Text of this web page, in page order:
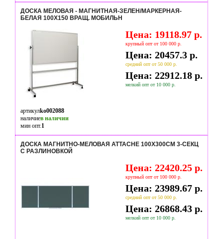
ДОСКА МЕЛОВАЯ - МАГНИТНАЯ-ЗЕЛЕН/МАРКЕРНАЯ-
БЕЛАЯ 100Х150 ВРАЩ. МОБИЛЬН
Цена: 19118.97 р.
крупный опт от 100 000 р.
Цена: 20457.3 р.
средний опт от 50 000 р.
Цена: 22912.18 р.
мелкий опт от 10 000 р.
артикулko002088
наличиев наличии
мин опт.1
ДОСКА МАГНИТНО-МЕЛОВАЯ ATTACHE 100Х300СМ 3-СЕКЦ
С РАЗЛИНОВКОЙ
Цена: 22420.25 р.
крупный опт от 100 000 р.
Цена: 23989.67 р.
средний опт от 50 000 р.
Цена: 26868.43 р.
мелкий опт от 10 000 р.